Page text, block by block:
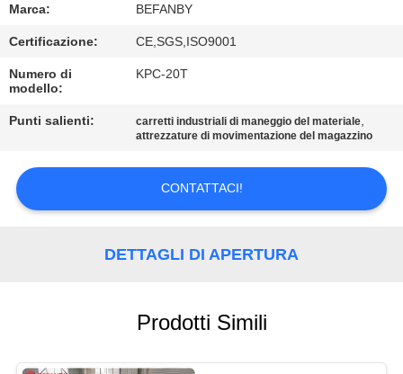
CONTATTICI
NOTIZIE
RICHIEDA
CITAZIONE
PRIVACY
Marca: BEFANBY
Certificazione: CE,SGS,ISO9001
Numero di
modello:
KPC-20T
Punti salienti: carretti industriali di maneggio del materiale,
attrezzature di movimentazione del magazzino
CONTATTACI!
DETTAGLI DI APERTURA
Prodotti Simili